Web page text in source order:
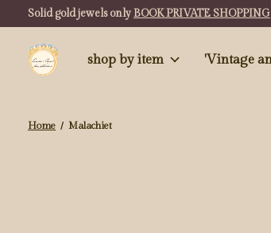
Solid gold jewels onlyBOOK PRIVATE SHOPPING
shop by item
Home / Malachiet